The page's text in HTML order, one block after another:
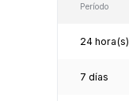
Período
24 hora(s)
7 días